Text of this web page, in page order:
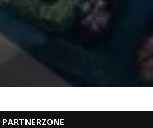
PARTNERZONE